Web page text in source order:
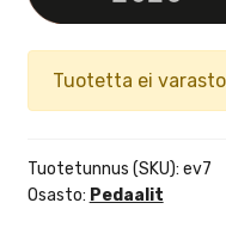
Tuotetta ei
Tuotetunnus (SKU): ev7
Osasto: Pedaalit